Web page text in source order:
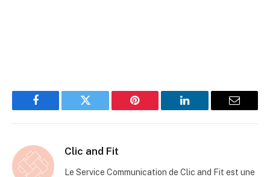
Facebook Twitter Pinterest LinkedIn Email
Clic and Fit
Le Service Communication de Clic and Fit est une